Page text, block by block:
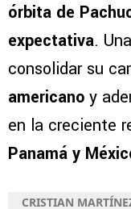
órbita de
expectativa.
consolidar su
americano y
en la creciente
Panamá y
CRISTIAN